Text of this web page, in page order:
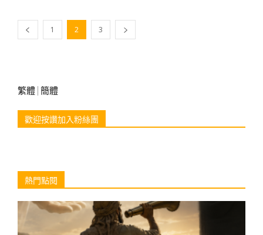
1 2 3
繁體 簡體
歡迎按讚加入粉絲團
熱門點閱